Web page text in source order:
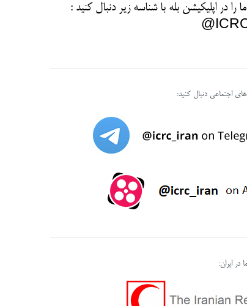
را در اپلیکیشن بله با شناسه زیردنبال کنید :
اجتماعی دنبال کنید:
در ایران: